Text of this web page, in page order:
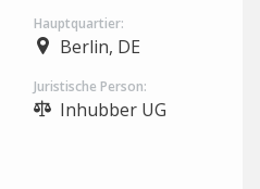
Hauptquartier:
Berlin, DE
Juristische Person:
Inhubber UG